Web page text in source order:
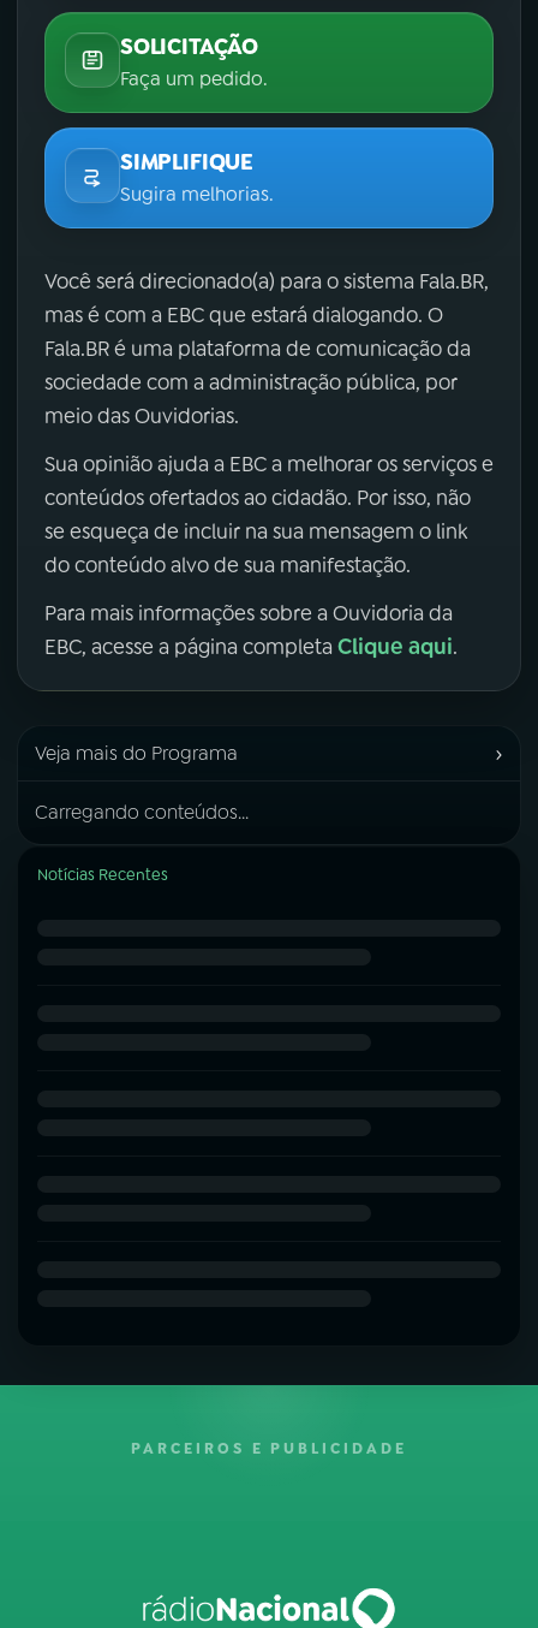
SOLICITAÇÃO
Faça um pedido.
SIMPLIFIQUE
Sugira melhorias.
Você será direcionado(a) para o sistema Fala.BR,
mas é com a EBC que estará dialogando. O
Fala.BR é uma plataforma de comunicação da
sociedade com a administração pública, por
meio das Ouvidorias.
Sua opinião ajuda a EBC a melhorar os serviços e
conteúdos ofertados ao cidadão. Por isso, não
se esqueça de incluir na sua mensagem o link
do conteúdo alvo de sua manifestação.
Para mais informações sobre a Ouvidoria da
EBC, acesse a página completa Clique aqui.
Veja mais do Programa ›
Carregando conteúdos...
Notícias Recentes
PARCEIROS E PUBLICIDADE